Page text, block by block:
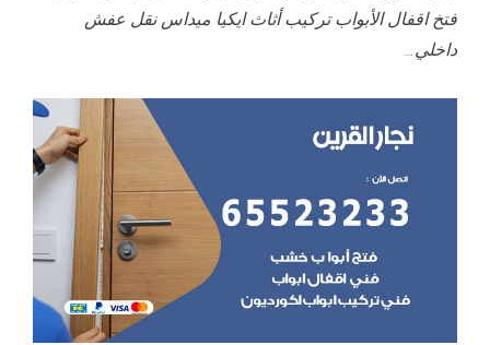
فتخ اقفال الأبواب تركيب أثاث ايكيا ميداس نقل عفش
داخلي…